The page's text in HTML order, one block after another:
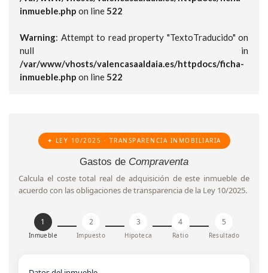
inmueble.php on line522
Warning: Attempt to read property "TextoTraducido" on
null in
/var/www/vhosts/valencasaaldaia.es/httpdocs/ficha-
inmueble.php on line522
✦ LEY 10/2025 · TRANSPARENCIA INMOBILIARIA
Gastos de Compraventa
Calcula el coste total real de adquisición de este inmueble de
acuerdo con las obligaciones de transparencia de la Ley 10/2025.
1
Inmueble
2
Impuesto
3
Hipoteca
4
Ratio
5
Resultado